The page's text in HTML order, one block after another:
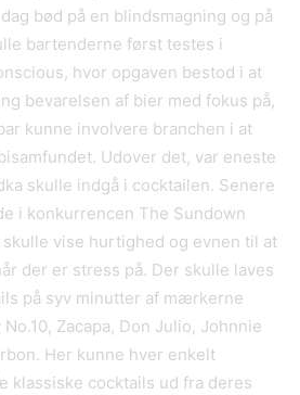
bød på en blindsmagning og på
bartenderne først testes i
hvor opgaven bestod i at
bevarelsen af bier med fokus på,
kunne involvere branchen i at
Udover det, var eneste
skulle indgå i cocktailen. Senere
i konkurrencen The Sundown
vise hurtighed og evnen til at
der er stress på. Der skulle laves
på syv minutter af mærkerne
Zacapa, Don Julio, Johnnie
Her kunne hver enkelt
klassiske cocktails ud fra deres